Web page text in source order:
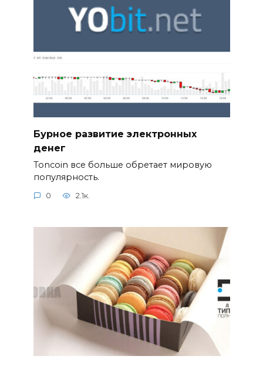
Бурное развитие электронных
денег
Toncoin все больше обретает мировую
популярность.
0 2.1к.